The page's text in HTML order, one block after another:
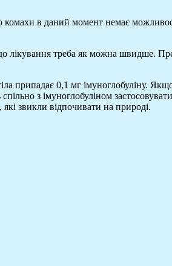
комахи в даний момент немає
лікування треба як можна швидше.
припадає 0,1 мг імуноглобуліну.
з імуноглобуліном
звикли відпочивати на природі.